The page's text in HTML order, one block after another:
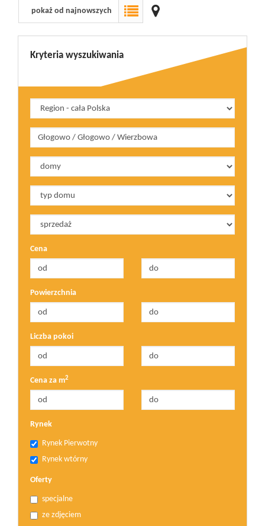
Blog
Opinie
pokaż od najnowszych
Kryteria wyszukiwania
Cena
Powierzchnia
Liczba pokoi
Cena za m2
Rynek
Rynek Pierwotny
Rynek wtórny
Oferty
specjalne
ze zdjęciem